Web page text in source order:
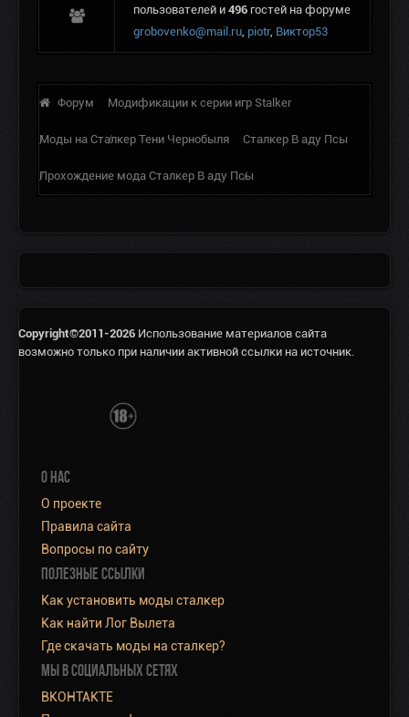
пользователей и 496 гостей на форуме
grobovenko@mail.ru, piotr, Виктор53
Форум Модификации к серии игр Stalker
Моды на Сталкер Тени Чернобыля Сталкер В аду Псы
Прохождение мода Сталкер В аду Псы
Copyright©2011-2026 Использование материалов сайта
возможно только при наличии активной ссылки на источник.
О НАС
О проекте
Правила сайта
Вопросы по сайту
ПОЛЕЗНЫЕ ССЫЛКИ
Как установить моды сталкер
Как найти Лог Вылета
Где скачать моды на сталкер?
МЫ В СОЦИАЛЬНЫХ СЕТЯХ
ВКОНТАКТЕ